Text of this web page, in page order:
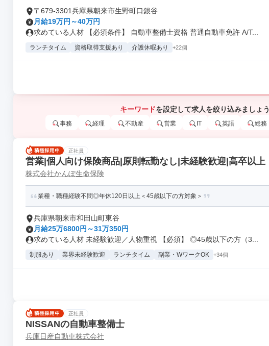
〒679-3301兵庫県朝来市生野町口銀谷
月給19万円～40万円
求めている人材 【必須条件】 自動車整備士資格 普通自動車免許 A/T...
ランチタイム 資格取得支援あり 介護休暇あり +22個
キーワードを設定して求人を絞り込みましょう
事務 経理 不動産 営業 IT 英語 総務
正社員
営業|個人向け保険商品|原則転勤なし|未経験歓迎|高卒以上
株式会社かんぽ生命保険
業種・職種経験不問◎年休120日以上＜45歳以下の方対象＞
兵庫県朝来市和田山町東谷
月給25万6800円～31万350円
求めている人材 未経験歓迎／人物重視 【必須】 ◎45歳以下の方（3...
制服あり 業界未経験歓迎 ランチタイム 副業・WワークOK +34個
正社員
NISSANの自動車整備士
兵庫日産自動車株式会社